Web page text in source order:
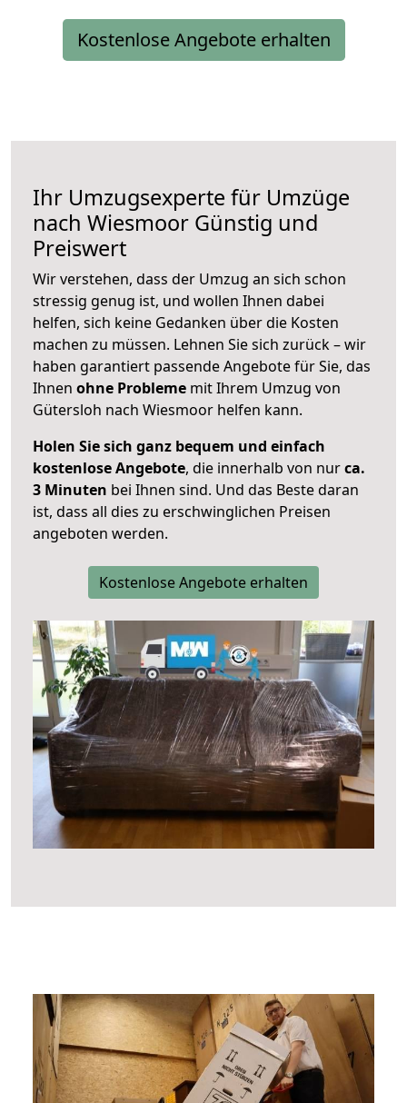
Kostenlose Angebote erhalten
Ihr Umzugsexperte für Umzüge
nach Wiesmoor Günstig und
Preiswert
Wir verstehen, dass der Umzug an sich schon
stressig genug ist, und wollen Ihnen dabei
helfen, sich keine Gedanken über die Kosten
machen zu müssen. Lehnen Sie sich zurück – wir
haben garantiert passende Angebote für Sie, das
Ihnen ohne Probleme mit Ihrem Umzug von
Gütersloh nach Wiesmoor helfen kann.
Holen Sie sich ganz bequem und einfach
kostenlose Angebote, die innerhalb von nurca.
3 Minuten bei Ihnen sind. Und das Beste daran
ist, dass all dies zu erschwinglichen Preisen
angeboten werden.
Kostenlose Angebote erhalten